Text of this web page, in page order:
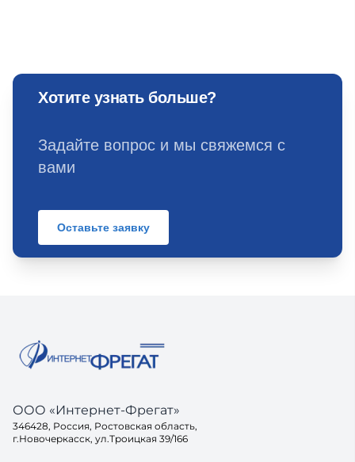
Хотите узнать больше?
Задайте вопрос и мы свяжемся с
вами
Оставьте заявку
ООО «Интернет-Фрегат»
346428, Россия, Ростовская область,
г.Новочеркасск, ул.Троицкая 39/166